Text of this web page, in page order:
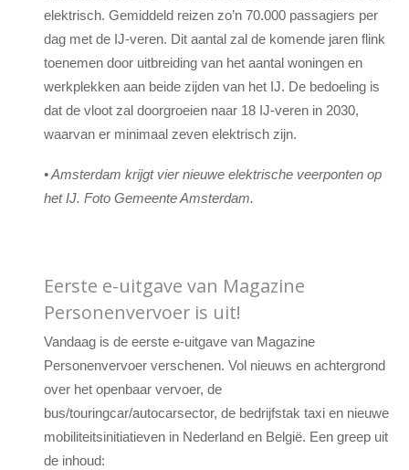
elektrisch. Gemiddeld reizen zo’n 70.000 passagiers per
dag met de IJ-veren. Dit aantal zal de komende jaren flink
toenemen door uitbreiding van het aantal woningen en
werkplekken aan beide zijden van het IJ. De bedoeling is
dat de vloot zal doorgroeien naar 18 IJ-veren in 2030,
waarvan er minimaal zeven elektrisch zijn.
• Amsterdam krijgt vier nieuwe elektrische veerponten op
het IJ. Foto Gemeente Amsterdam.
Eerste e-uitgave van Magazine
Personenvervoer is uit!
Vandaag is de eerste e-uitgave van Magazine
Personenvervoer verschenen. Vol nieuws en achtergrond
over het openbaar vervoer, de
bus/touringcar/autocarsector, de bedrijfstak taxi en nieuwe
mobiliteitsinitiatieven in Nederland en België. Een greep uit
de inhoud: